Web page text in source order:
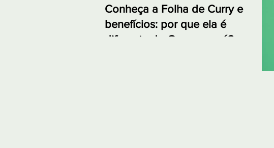
Conheça a Folha de Curry e
benefícios: por que ela é
diferente do Curry em pó?